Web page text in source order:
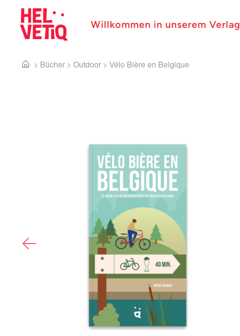
Willkommen in unserem Verlag
> Bücher > Outdoor > Vélo Bière en Belgique